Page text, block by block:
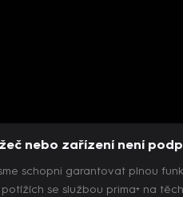
nebo zařízení není
schopni garantovat plnou
se službou prima+ na